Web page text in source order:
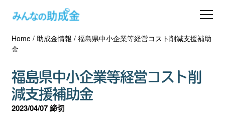
助成金を探す
士業の方へ
助成金コラム
Home/ 助成金情報 / 福島県中小企業等経営コスト削減支援補助
金
福島県中小企業等経営コスト削
減支援補助金
2023/04/07 締切